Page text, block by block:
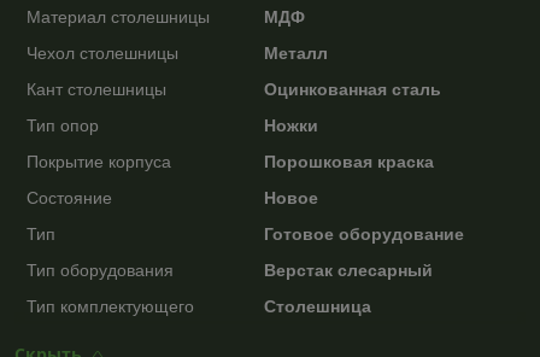
Материал столешницы
МДФ
Чехол столешницы
Металл
Кант столешницы
Оцинкованная сталь
Тип опор
Ножки
Покрытие корпуса
Порошковая краска
Состояние
Новое
Тип
Готовое оборудование
Тип оборудования
Верстак слесарный
Тип комплектующего
Столешница